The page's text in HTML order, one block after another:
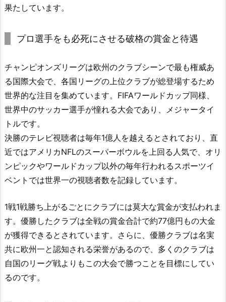
果たしています。
プロ選手をも必死にさせる破格の賞金と待遇
チャンピオンズリーグは欧州のクラブシーンで最も権威あ
る国際大会で、各国リーグの上位クラブが総登場するため
世界的な注目を集めています。FIFAワールドカップ同様、
世界中のサッカー選手が憧れる大会であり、メジャータイ
トルです。
決勝のテレビ視聴者は毎年1億人を越えるとされており、直
近ではアメリカNFLのスーパーボウルを上回る人気で、オリ
ンピックやワールドカップ以外の毎年行われるスポーツイ
ベントでは世界一の視聴者数を記録しています。
1戦1戦勝ち上がるごとにクラブには莫大な賞金が支払われま
す。優勝したクラブは全戦の賞金合計で約77億円もの大金
が獲得できるとされています。さらに、優勝クラブは名実
共に欧州一と認知される栄誉があるので、多くのクラブは
自国のリーグ戦よりもこの大会で勝つことを目標にしてい
るのです。